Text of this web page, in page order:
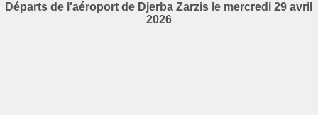
Départs de l'aéroport de Djerba Zarzis le mercredi 29 avril
2026